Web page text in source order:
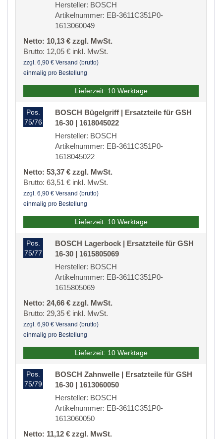
Hersteller: BOSCH
Artikelnummer: EB-3611C351P0-
1613060049
Netto: 10,13 € zzgl. MwSt.
Brutto: 12,05 € inkl. MwSt.
zzgl. 6,90 € Versand (brutto)
einmalig pro Bestellung
Lieferzeit: 10 Werktage
Pos.
75/76
BOSCH Bügelgriff | Ersatzteile für GSH
16-30 | 1618045022
Hersteller: BOSCH
Artikelnummer: EB-3611C351P0-
1618045022
Netto: 53,37 € zzgl. MwSt.
Brutto: 63,51 € inkl. MwSt.
zzgl. 6,90 € Versand (brutto)
einmalig pro Bestellung
Lieferzeit: 10 Werktage
Pos.
75/77
BOSCH Lagerbock | Ersatzteile für GSH
16-30 | 1615805069
Hersteller: BOSCH
Artikelnummer: EB-3611C351P0-
1615805069
Netto: 24,66 € zzgl. MwSt.
Brutto: 29,35 € inkl. MwSt.
zzgl. 6,90 € Versand (brutto)
einmalig pro Bestellung
Lieferzeit: 10 Werktage
Pos.
75/79
BOSCH Zahnwelle | Ersatzteile für GSH
16-30 | 1613060050
Hersteller: BOSCH
Artikelnummer: EB-3611C351P0-
1613060050
Netto: 11,12 € zzgl. MwSt.